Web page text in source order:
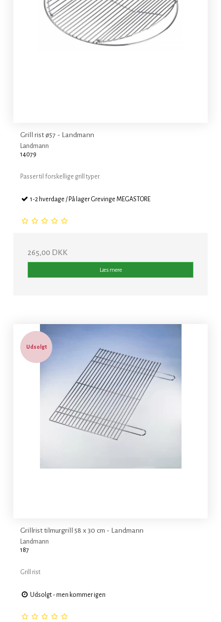
Grill rist ø57 - Landmann
Landmann
14079
Passer til forskellige grill typer.
1-2 hverdage / På lager Grevinge MEGASTORE
265,00 DKK
Læs mere
Udsolgt
Grillrist tilmurgrill 58 x 30 cm - Landmann
Landmann
187
Grill rist
Udsolgt - men kommer igen